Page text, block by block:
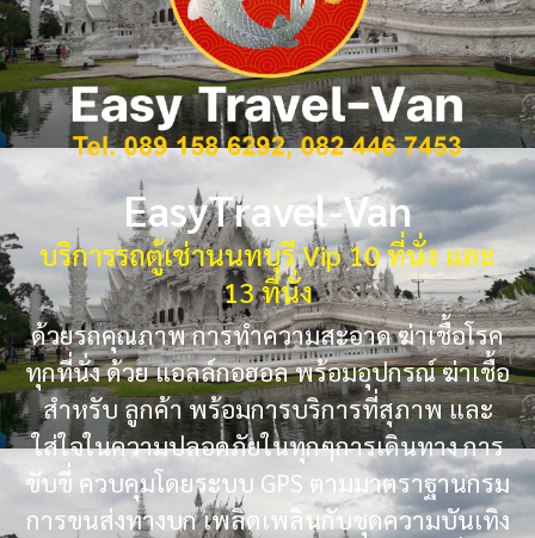
EasyTravel-Van
บริการรถตู้เช่านนทบุรี Vip 10 ที่นั่ง และ
13 ที่นั่ง
ด้วยรถคุณภาพ การทำความสะอาด ฆ่าเชื้อโรค
ทุกที่นั่ง ด้วย แอลล์กอฮอล พร้อมอุปกรณ์ ฆ่าเชื้อ
สำหรับ ลูกค้า พร้อมการบริการที่สุภาพ และ
ใส่ใจในความปลอดภัยในทุกๆการเดินทาง การ
ขับขี่ ควบคุมโดยระบบ GPS ตามมาตราฐานกรม
การขนส่งทางบก เพลิดเพลินกับชุดความบันเทิง